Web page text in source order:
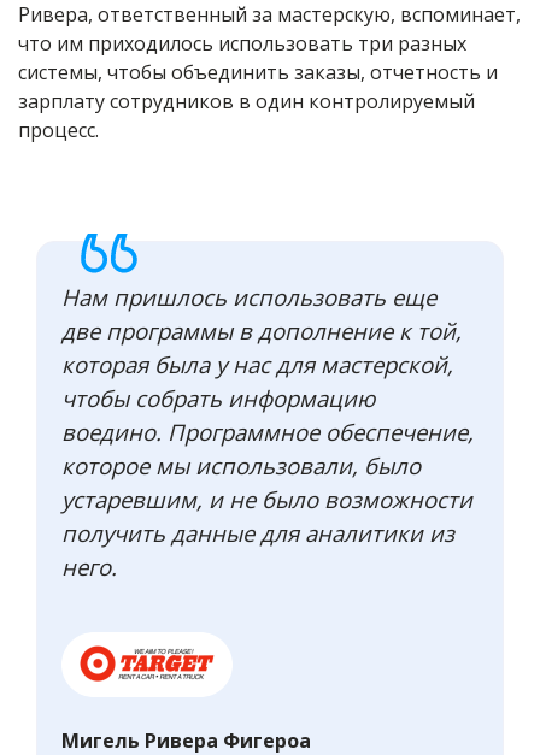
Ривера, ответственный за мастерскую, вспоминает,
что им приходилось использовать три разных
системы, чтобы объединить заказы, отчетность и
зарплату сотрудников в один контролируемый
процесс.
Нам пришлось использовать еще
две программы в дополнение к той,
которая была у нас для мастерской,
чтобы собрать информацию
воедино. Программное обеспечение,
которое мы использовали, было
устаревшим, и не было возможности
получить данные для аналитики из
него.
Мигель Ривера Фигероа